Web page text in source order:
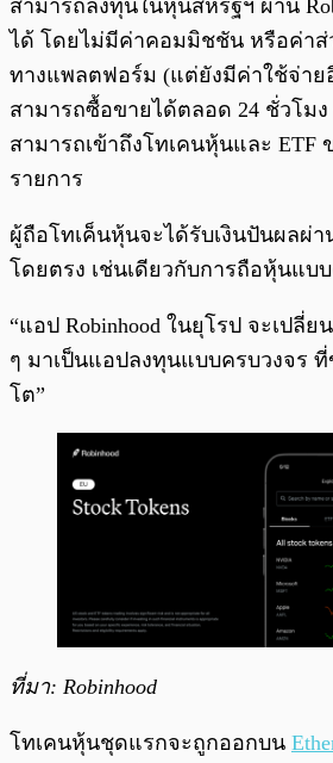
สามารถลงทุนในหุ้นสหรัฐฯ ผ่าน
ได้ โดยไม่มีค่าคอมมิชชัน หรือค่าส่
ทางแพลตฟอร์ม (แต่ยังมีค่าใช้จ่าย
สามารถซื้อขายได้ตลอด 24 ชั่วโม
สามารถเข้าถึงโทเคนหุ้นและ ETF
รายการ
ผู้ถือโทเค็นหุ้นจะได้รับเงินปันผลผ่า
โดยตรง เช่นเดียวกับการถือหุ้นแบ
“แอป Robinhood ในยุโรป จะเปลี่
ๆ มาเป็นแอปลงทุนแบบครบวงจร
โต”
ที่มา: Robinhood
โทเคนหุ้นชุดแรกจะถูกออกบน